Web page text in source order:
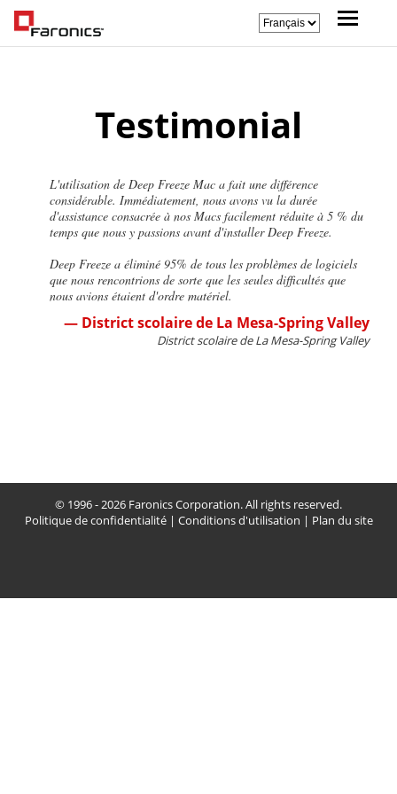
Testimonial
L'utilisation de Deep Freeze Mac a fait une différence
considérable. Immédiatement, nous avons vu la durée
d'assistance consacrée à nos Macs facilement réduite à 5 % du
temps que nous y passions avant d'installer Deep Freeze.
Deep Freeze a éliminé 95% de tous les problèmes de logiciels
que nous rencontrions de sorte que les seules difficultés que
nous avions étaient d'ordre matériel.
— District scolaire de La Mesa-Spring Valley
District scolaire de La Mesa-Spring Valley
© 1996 - 2026 Faronics Corporation. All rights reserved.
Politique de confidentialité| Conditions d'utilisation | Plan du site